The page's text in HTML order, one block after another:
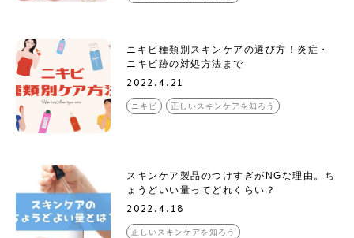
ニキビ種類別スキンケアの選び方！炎症・
ニキビ跡の対処方法まで
2022.4.21
ニキビ 正しいスキンケアを知ろう
スキンケア製品のつけすぎがNGな理由。ち
ょうどいい量ってどれくらい？
2022.4.18
正しいスキンケアを知ろう